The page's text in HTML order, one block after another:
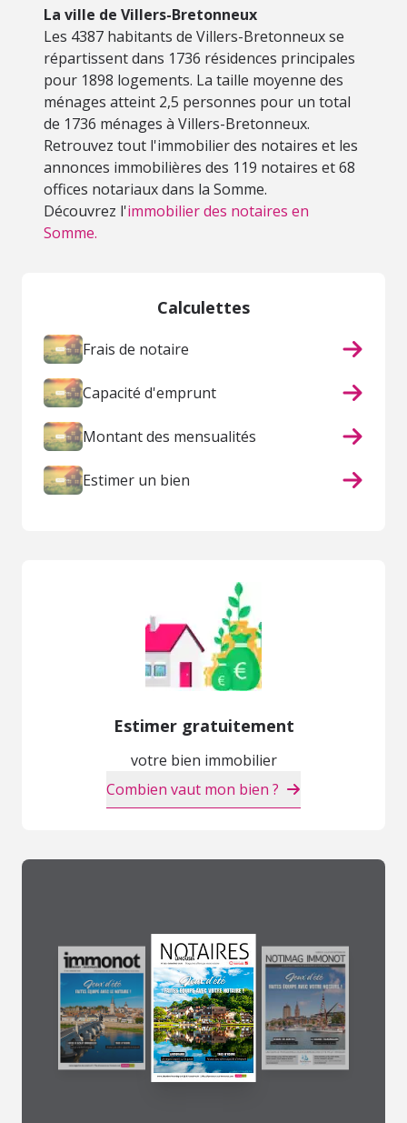
La ville de Villers-Bretonneux
Les 4387 habitants de Villers-Bretonneux se
répartissent dans 1736 résidences principales
pour 1898 logements. La taille moyenne des
ménages atteint 2,5 personnes pour un total
de 1736 ménages à Villers-Bretonneux.
Retrouvez tout l'immobilier des notaires et les
annonces immobilières des 119 notaires et 68
offices notariaux dans la Somme.
Découvrez l'immobilier des notaires en
Somme.
Calculettes
Frais de notaire
Capacité d'emprunt
Montant des mensualités
Estimer un bien
Estimer gratuitement
votre bien immobilier
Combien vaut mon bien ?